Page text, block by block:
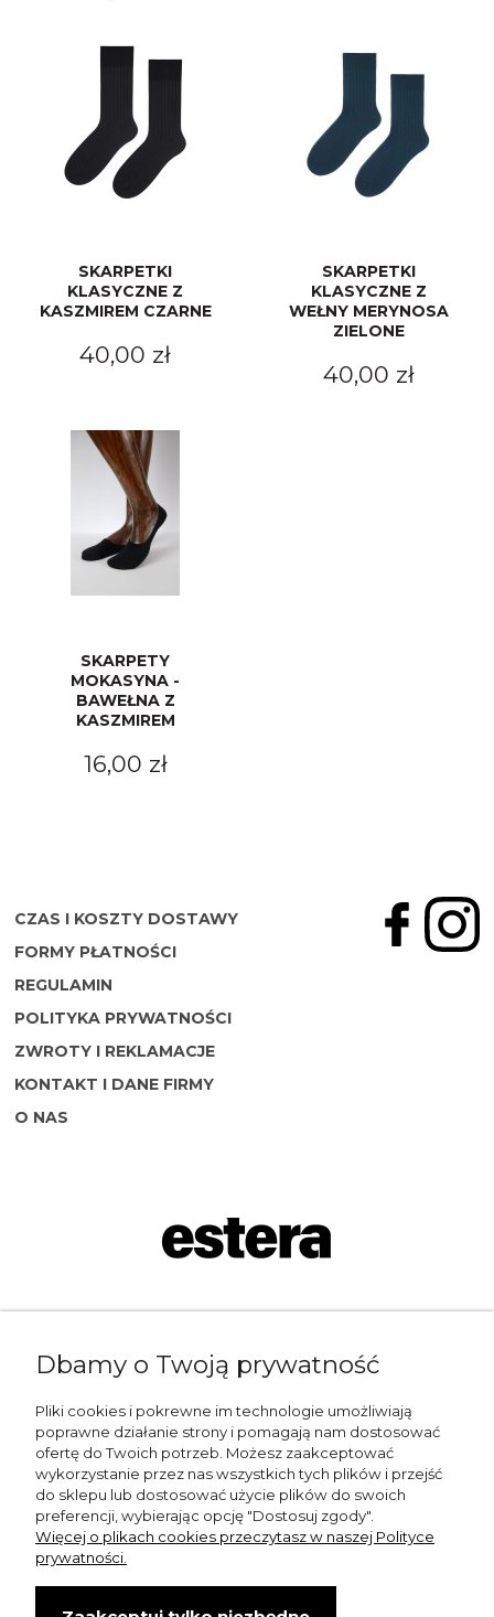
SKARPETKI
KLASYCZNE Z
KASZMIREM CZARNE
40,00 zł
SKARPETKI
KLASYCZNE Z
WEŁNY MERYNOSA
ZIELONE
40,00 zł
SKARPETY
MOKASYNA -
BAWEŁNA Z
KASZMIREM
16,00 zł
CZAS I KOSZTY DOSTAWY
FORMY PŁATNOŚCI
REGULAMIN
POLITYKA PRYWATNOŚCI
ZWROTY I REKLAMACJE
KONTAKT I DANE FIRMY
O NAS
shop@esterashop.com
+48 785 709 330
ESTERA
Otolice 68
99-400 Łowicz
Wskazówki dojazdu
Dbamy o Twoją prywatność
Pliki cookies i pokrewne im technologie umożliwiają
poprawne działanie strony i pomagają nam dostosować
ofertę do Twoich potrzeb. Możesz zaakceptować
wykorzystanie przez nas wszystkich tych plików i przejść
do sklepu lub dostosować użycie plików do swoich
preferencji, wybierając opcję "Dostosuj zgody".
Więcej o plikach cookies przeczytasz w naszej Polityce
prywatności.